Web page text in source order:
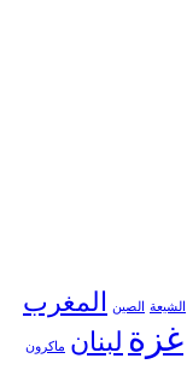
الشيعة الصين
المغرب
غزة لبنان ماكرون